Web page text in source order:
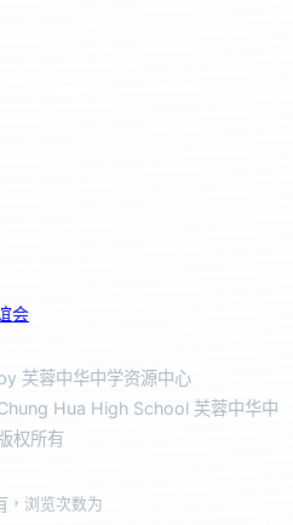
会
芙蓉中华中学资源中心
Hua High School 芙蓉中华中
权所有
，浏览次数为